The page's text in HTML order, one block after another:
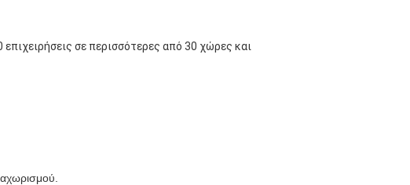
σε περισσότερες από 30 χώρες και